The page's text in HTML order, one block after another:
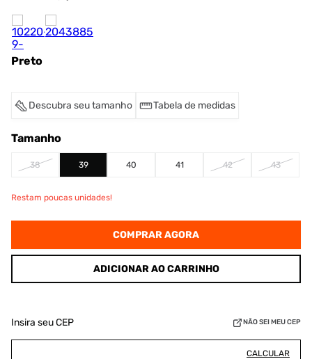
Preto
Descubra seu tamanho Tabela de medidas
Tamanho
38 39 40 41 42 43
Restam poucas unidades!
COMPRAR AGORA
ADICIONAR AO CARRINHO
Insira seu CEP NÃO SEI MEU CEP
CALCULAR